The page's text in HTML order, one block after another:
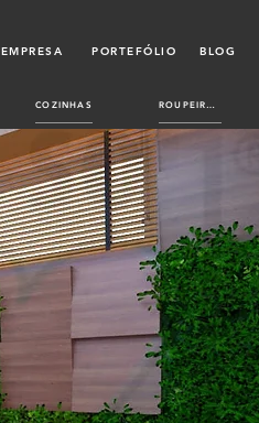
EMPRESA PORTEFÓLIO BLOG
COZINHAS